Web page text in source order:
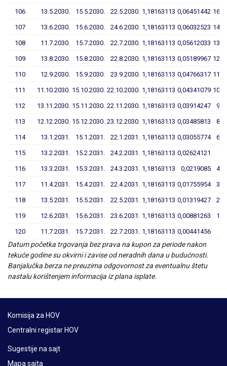
106 13.5.2030. 15.5.2030. 22.5.2030. 1,18163113 0,06451442
107 13.6.2030. 15.6.2030. 24.6.2030. 1,18163113 0,06032523
108 11.7.2030. 15.7.2030. 22.7.2030. 1,18163113 0,05612033
109 13.8.2030. 15.8.2030. 22.8.2030. 1,18163113 0,05189967
110 12.9.2030. 15.9.2030. 23.9.2030. 1,18163113 0,04766317
111 11.10.2030. 15.10.2030. 22.10.2030. 1,18163113 0,04341079
112 13.11.2030. 15.11.2030. 22.11.2030. 1,18163113 0,03914247
113 12.12.2030. 15.12.2030. 23.12.2030. 1,18163113 0,03485813
114 13.1.2031. 15.1.2031. 22.1.2031. 1,18163113 0,03055774
115 13.2.2031. 15.2.2031. 24.2.2031. 1,18163113 0,02624121
116 13.3.2031. 15.3.2031. 24.3.2031. 1,18163113 0,0219085
117 11.4.2031. 15.4.2031. 22.4.2031. 1,18163113 0,01755954
118 13.5.2031. 15.5.2031. 22.5.2031. 1,18163113 0,01319427
119 12.6.2031. 15.6.2031. 23.6.2031. 1,18163113 0,00881263
120 11.7.2031. 15.7.2031. 22.7.2031. 1,18163113 0,00441456
Datum početka trgovanja bez prava na kupon za periode nakon
tekuće godine su okvirni i zavise od neradnih dana u budućnosti.
Banjalučka berza ne preuzima odgovornost za eventualnu štetu
nastalu korištenjem informacija iz plana isplate.
Komisija za HOV
Centralni registar HOV
Sugestije na sajt
Mapa sajta